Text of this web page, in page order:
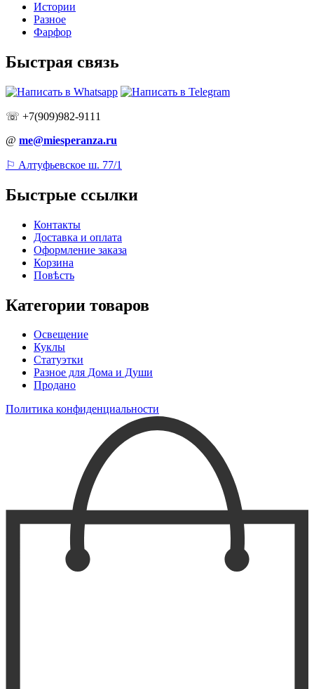
Истории
Разное
Фарфор
Быстрая связь
☏ +7(909)982-9111
@ me@miesperanza.ru
⚐ Алтуфьевское ш. 77/1
Быстрые ссылки
Контакты
Доставка и оплата
Оформление заказа
Корзина
Повѣсть
Категории товаров
Освещение
Куклы
Статуэтки
Разное для Дома и Души
Продано
Политика конфиденциальности